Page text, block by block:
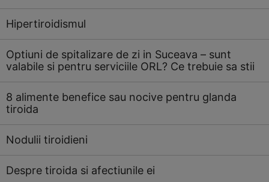
Hipertiroidismul
Optiuni de spitalizare de zi in Suceava – sunt
valabile si pentru serviciile ORL? Ce trebuie sa stii
8 alimente benefice sau nocive pentru glanda
tiroida
Nodulii tiroidieni
Despre tiroida si afectiunile ei